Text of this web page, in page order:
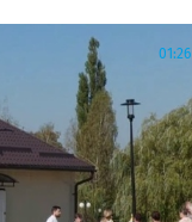
01:26